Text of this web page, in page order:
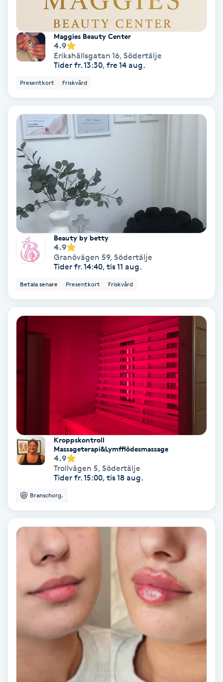
Sockring
Spa-manikyr
Spa-pedikyr
Spraytan
Stylist
Sugaring
Svensk massage
Svettbehandling
Tuina-massage
Tandblekning
Tatuering
Tatueringsborttagning
Thaimassage
Toning
Torr hårbotten
Triggerpunktsmassage
Maggies Beauty Center
4.9
Erikshällsgatan 16, Södertälje
Tider fr. 13:30, fre 14 aug.
Presentkort Friskvård
Beauty by betty
4.9
Granövägen 59, Södertälje
Tider fr. 14:40, tis 11 aug.
Betala senare Presentkort Friskvård
Kroppskontroll
Massageterapi&Lymfflödesmassage
4.9
Trollvägen 5, Södertälje
Tider fr. 15:00, tis 18 aug.
Branschorg.